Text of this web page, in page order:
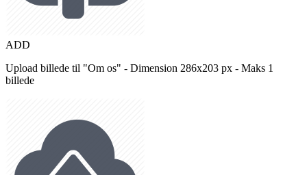
ADD
Upload billede til "Om os" - Dimension 286x203 px - Maks 1
billede